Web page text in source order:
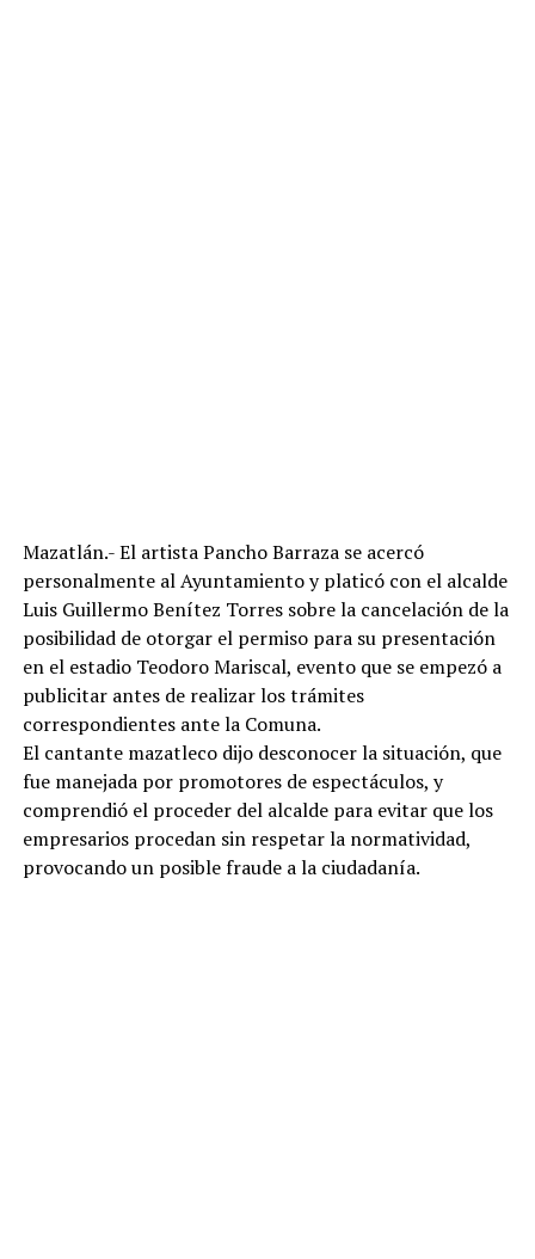
Mazatlán.- El artista Pancho Barraza se acercó
personalmente al Ayuntamiento y platicó con el alcalde
Luis Guillermo Benítez Torres sobre la cancelación de la
posibilidad de otorgar el permiso para su presentación
en el estadio Teodoro Mariscal, evento que se empezó a
publicitar antes de realizar los trámites
correspondientes ante la Comuna.
El cantante mazatleco dijo desconocer la situación, que
fue manejada por promotores de espectáculos, y
comprendió el proceder del alcalde para evitar que los
empresarios procedan sin respetar la normatividad,
provocando un posible fraude a la ciudadanía.